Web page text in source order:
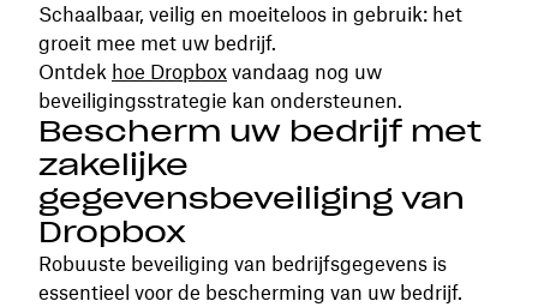
Schaalbaar, veilig en moeiteloos in gebruik: het
groeit mee met uw bedrijf.
Ontdek hoe Dropbox vandaag nog uw
beveiligingsstrategie kan ondersteunen.
Bescherm uw bedrijf met
zakelijke
gegevensbeveiliging van
Dropbox
Robuuste beveiliging van bedrijfsgegevens is
essentieel voor de bescherming van uw bedrijf.